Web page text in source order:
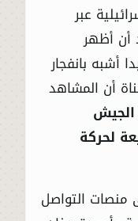
عبر
أن أظهر
أشبه بانفجار
أن المشاهد
الجيش
لحركة
منصات التواصل